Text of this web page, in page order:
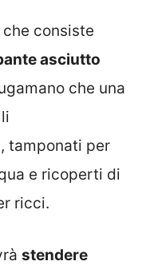
consiste
asciutto
che una
tamponati per
e ricoperti di
ricci.
stendere